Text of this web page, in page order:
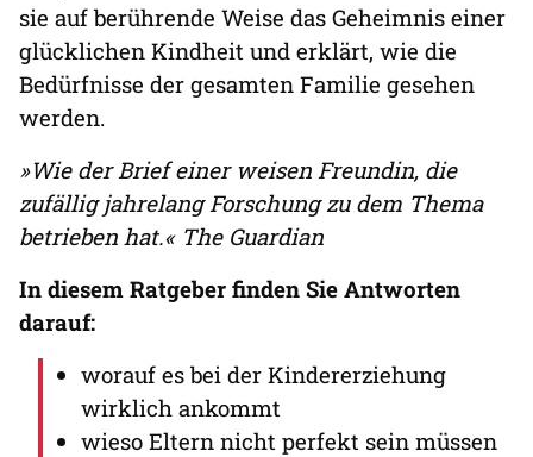
sie auf berührende Weise das Geheimnis einer
glücklichen Kindheit und erklärt, wie die
Bedürfnisse der gesamten Familie gesehen
werden.
»Wie der Brief einer weisen Freundin, die
zufällig jahrelang Forschung zu dem Thema
betrieben hat.« The Guardian
In diesem Ratgeber finden Sie Antworten
darauf:
worauf es bei der Kindererziehung
wirklich ankommt
wieso Eltern nicht perfekt sein müssen